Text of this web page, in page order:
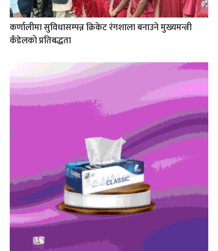
कर्णालीमा सुविधासम्पन्न क्रिकेट रंगशाला बनाउने मुख्यमन्त्री
कँडेलको प्रतिबद्धता